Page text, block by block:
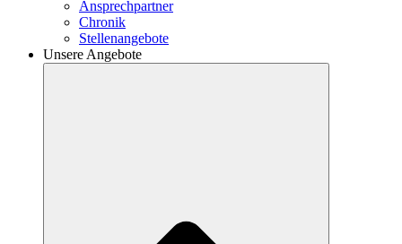
Ansprechpartner
Chronik
Stellenangebote
Unsere Angebote